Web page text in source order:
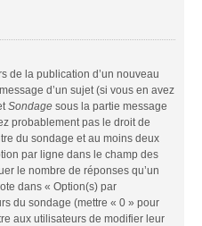
de la publication d’un nouveau
d’un sujet (si vous en avez
Sondage sous la partie message
probablement pas le droit de
du sondage et au moins deux
par ligne dans le champ des
le nombre de réponses qu’un
dans « Option(s) par
du sondage (mettre « 0 » pour
aux utilisateurs de modifier leur